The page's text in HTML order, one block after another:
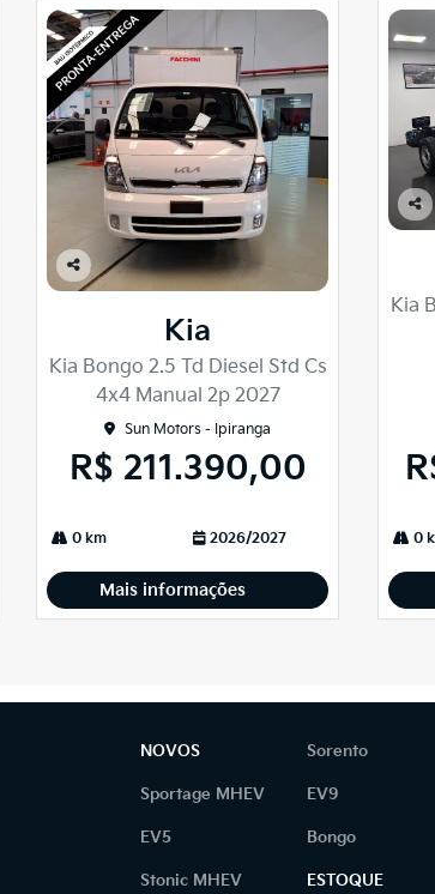
Co
Kia
Kia Bongo 2.5 Td Diesel Std Cs
4x4 Manual 2p 2027
Sun Motors - Ipiranga
R$ 211.390,00
0 km 2026/2027
Mais informações
Co
Kia
0
NOVOS
Sportage MHEV
EV5
Stonic MHEV
Sorento
EV9
Bongo
ESTOQUE